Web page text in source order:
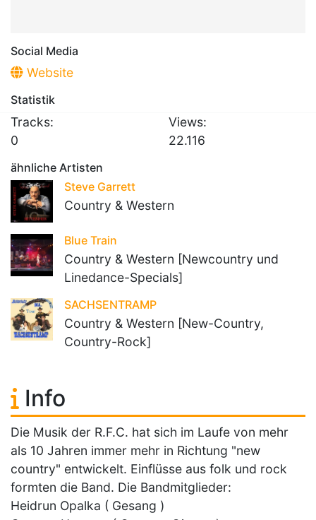
Social Media
Website
Statistik
Tracks:
0
Views:
22.116
ähnliche Artisten
Steve Garrett
Country & Western
Blue Train
Country & Western [Newcountry und
Linedance-Specials]
SACHSENTRAMP
Country & Western [New-Country,
Country-Rock]
Info
Die Musik der R.F.C. hat sich im Laufe von mehr
als 10 Jahren immer mehr in Richtung "new
country" entwickelt. Einflüsse aus folk und rock
formten die Band. Die Bandmitglieder:
Heidrun Opalka ( Gesang )